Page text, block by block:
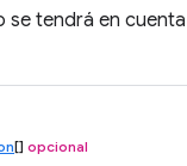
se tendrá en
[] opcional